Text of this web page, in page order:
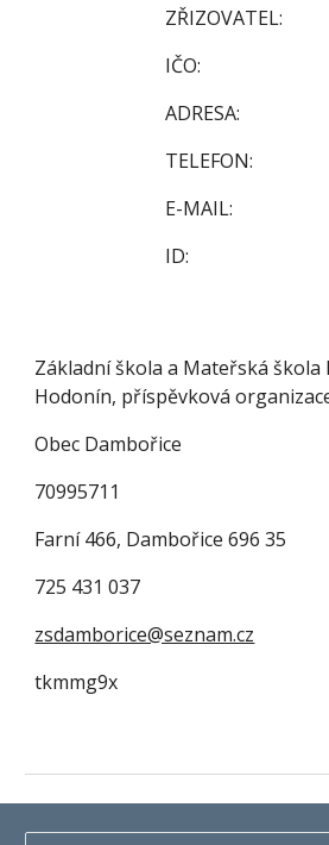
ZŘIZOVATEL:
IČO:
ADRESA:
TELEFON:
E-MAIL:
ID:
Základní škola a Mateřská škola
Hodonín, příspěvková
Obec Dambořice
70995711
Farní 466, Dambořice 696 35
725 431 037
zsdamborice@seznam.cz
tkmmg9x